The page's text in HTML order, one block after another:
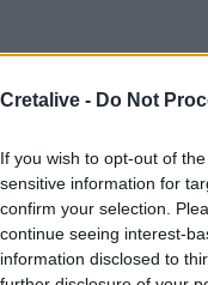
Cretalive - Do Not
If you wish to opt-out of
sensitive information for
confirm your selection.
continue seeing interest-
information disclosed to
στοGoogle
στο κανάλι